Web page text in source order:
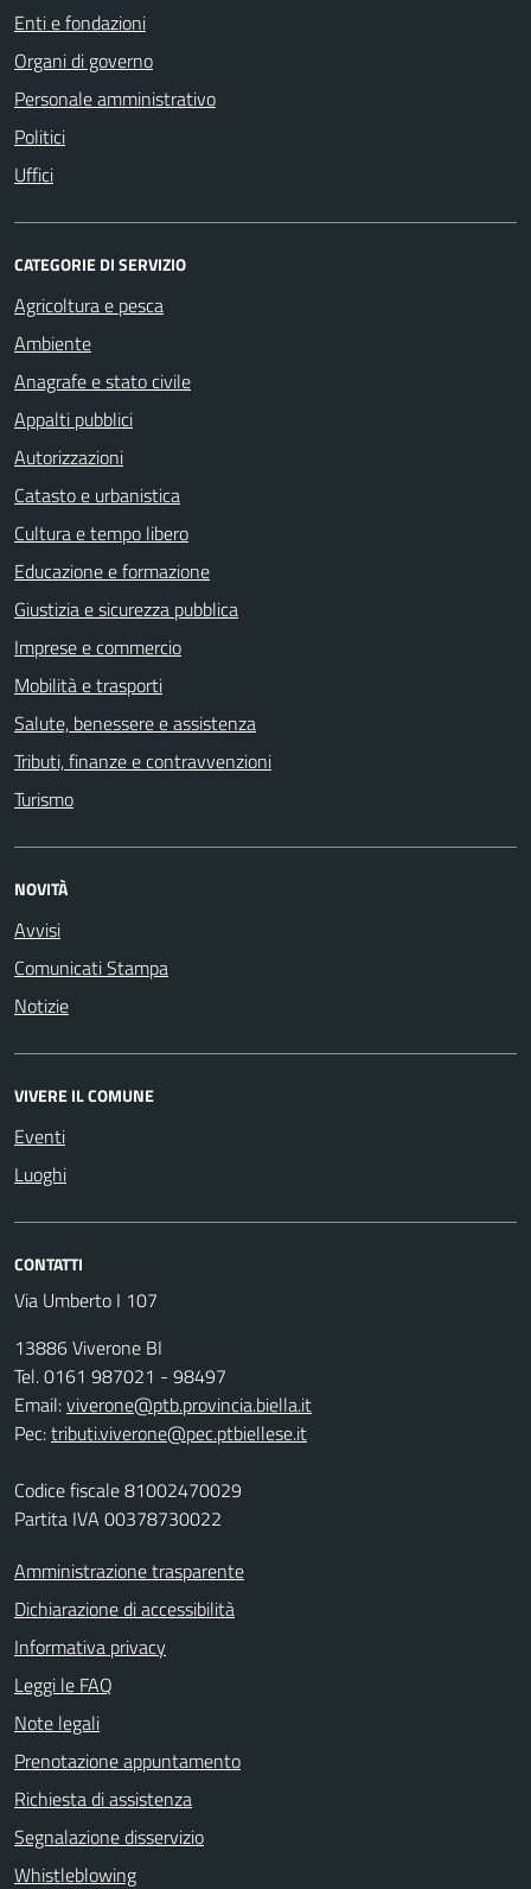
Enti e fondazioni
Organi di governo
Personale amministrativo
Politici
Uffici
CATEGORIE DI SERVIZIO
Agricoltura e pesca
Ambiente
Anagrafe e stato civile
Appalti pubblici
Autorizzazioni
Catasto e urbanistica
Cultura e tempo libero
Educazione e formazione
Giustizia e sicurezza pubblica
Imprese e commercio
Mobilità e trasporti
Salute, benessere e assistenza
Tributi, finanze e contravvenzioni
Turismo
NOVITÀ
Avvisi
Comunicati Stampa
Notizie
VIVERE IL COMUNE
Eventi
Luoghi
CONTATTI
Via Umberto I 107
13886 Viverone BI
Tel. 0161 987021 - 98497
Email:viverone@ptb.provincia.biella.it
Pec:tributi.viverone@pec.ptbiellese.it
Codice fiscale 81002470029
Partita IVA 00378730022
Amministrazione trasparente
Dichiarazione di accessibilità
Informativa privacy
Leggi le FAQ
Note legali
Prenotazione appuntamento
Richiesta di assistenza
Segnalazione disservizio
Whistleblowing